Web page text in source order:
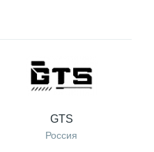
GTS
Россия